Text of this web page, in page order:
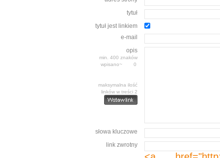
tytuł
tytuł jest linkiem
e-mail
opis
min. 400 znaków
wpisano~
maksymalna ilość
linków w treści 2
słowa kluczowe
link zwrotny